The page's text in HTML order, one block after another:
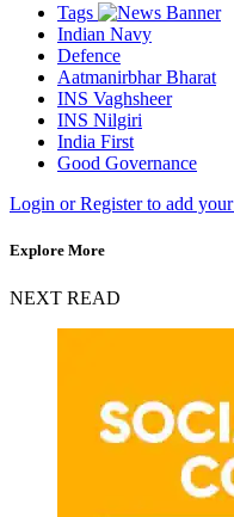
Tags
Indian Navy
Defence
Aatmanirbhar Bharat
INS Vaghsheer
INS Nilgiri
India First
Good Governance
Login or Register to add
Explore More
NEXT READ